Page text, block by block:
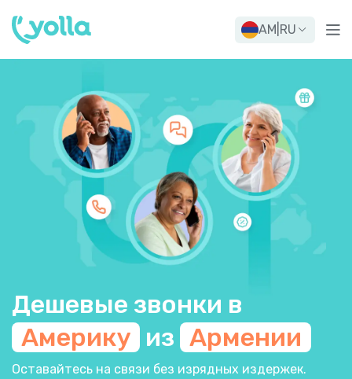
AM RU
Дешевые звонки в
Америку из Армении
Оставайтесь на связи без изрядных издержек.